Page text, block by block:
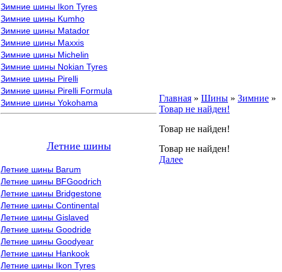
Зимние шины Ikon Tyres
Зимние шины Kumho
Зимние шины Matador
Зимние шины Maxxis
Зимние шины Michelin
Зимние шины Nokian Tyres
Зимние шины Pirelli
Зимние шины Pirelli Formula
Зимние шины Yokohama
Летние шины
Летние шины Barum
Летние шины BFGoodrich
Летние шины Bridgestone
Летние шины Continental
Летние шины Gislaved
Летние шины Goodride
Летние шины Goodyear
Летние шины Hankook
Летние шины Ikon Tyres
Главная » Шины » Зимние »
Товар не найден!
Товар не найден!
Товар не найден!
Далее